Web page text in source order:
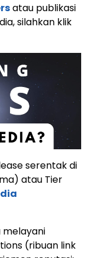
atau publikasi
silahkan klik
serentak di
atau Tier
melayani
(ribuan link